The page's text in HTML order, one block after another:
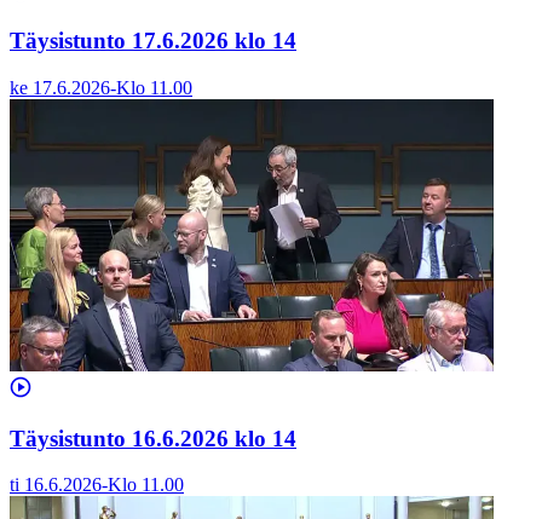
Täysistunto 17.6.2026 klo 14
ke 17.6.2026-Klo 11.00
Täysistunto 16.6.2026 klo 14
ti 16.6.2026-Klo 11.00